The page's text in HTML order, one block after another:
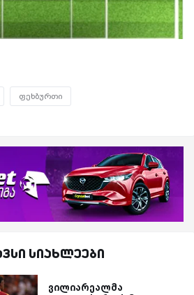
ფეხბურთი
სიახლეები
ვილიარეალმა